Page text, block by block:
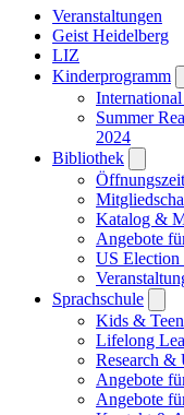
Veranstaltungen
Geist Heidelberg
LIZ
Kinderprogramm
Summer
2024
Bibliothek
Katalog &
Angebote
US
Sprachschule
Kids &
Lifelong
Research
Angebote
Angebote